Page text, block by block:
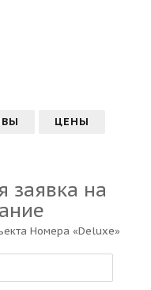
ЦЕНЫ
заявка на
Номера «Deluxe»